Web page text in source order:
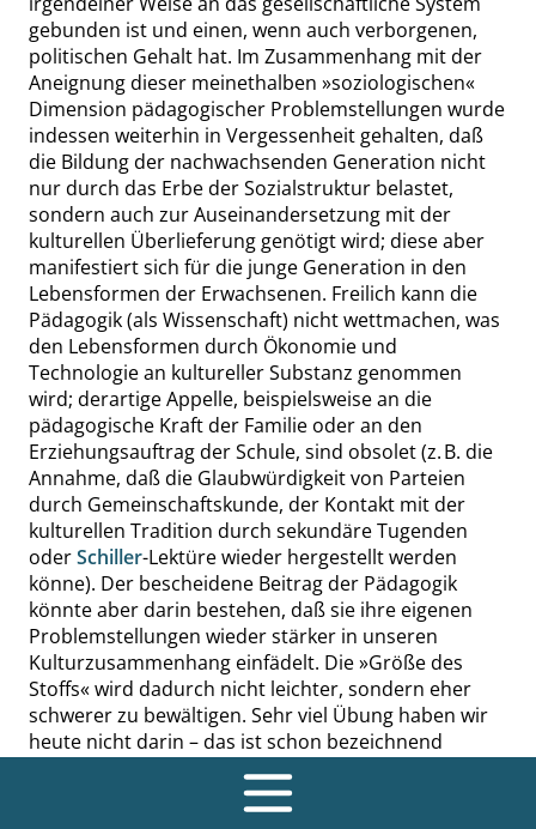
gebunden ist und einen, wenn auch verborgenen,
politischen Gehalt hat. Im Zusammenhang mit der
Aneignung dieser meinethalben »soziologischen«
Dimension pädagogischer Problemstellungen wurde
indessen weiterhin in Vergessenheit gehalten, daß
die Bildung der nachwachsenden Generation nicht
nur durch das Erbe der Sozialstruktur belastet,
sondern auch zur Auseinandersetzung mit der
kulturellen Überlieferung genötigt wird; diese aber
manifestiert sich für die junge Generation in den
Lebensformen der Erwachsenen. Freilich kann die
Pädagogik (als Wissenschaft) nicht wettmachen, was
den Lebensformen durch Ökonomie und
Technologie an kultureller Substanz genommen
wird; derartige Appelle, beispielsweise an die
pädagogische Kraft der Familie oder an den
Erziehungsauftrag der Schule, sind obsolet (z. B. die
Annahme, daß die Glaubwürdigkeit von Parteien
durch Gemeinschaftskunde, der Kontakt mit der
kulturellen Tradition durch sekundäre Tugenden
oderSchiller-Lektüre wieder hergestellt werden
könne). Der bescheidene Beitrag der Pädagogik
könnte aber darin bestehen, daß sie ihre eigenen
Problemstellungen wieder stärker in unseren
Kulturzusammenhang einfädelt. Die»Größe des
Stoffs«wird dadurch nicht leichter, sondern eher
schwerer zu bewältigen. Sehr viel Übung haben wir
heute nicht darin – das ist schon bezeichnend
genug. Mein Beitrag ist deshalb
mehr als die grobe Skizze für das, was
heute sein könnte.